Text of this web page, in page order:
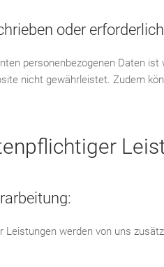
oder
personenbezogenen Daten
nicht gewährleistet. Zudem
werden von uns